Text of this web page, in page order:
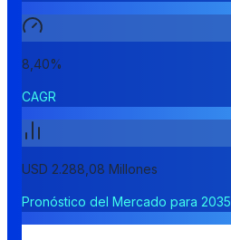
8,40%
CAGR
USD 2.288,08 Millones
Pronóstico del Mercado para 2035